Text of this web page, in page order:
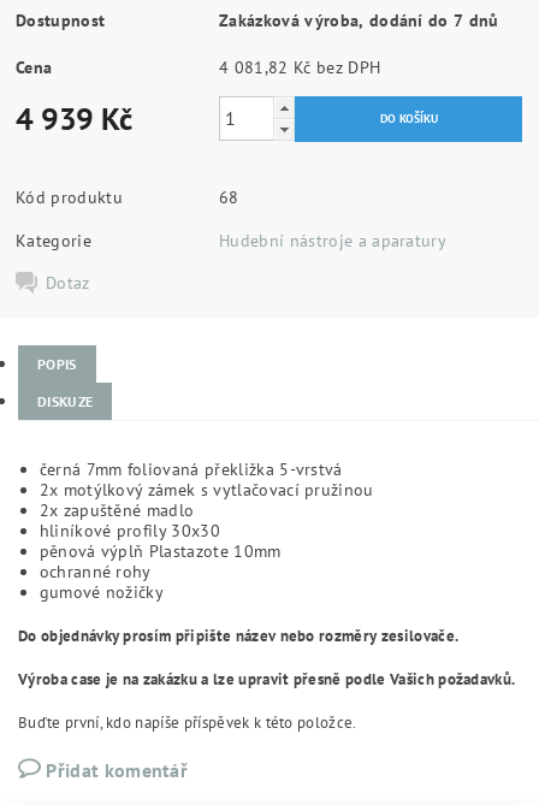
Dostupnost Zakázková výroba, dodání do 7 dnů
Cena 4 081,82 Kč bez DPH
4 939 Kč
Kód produktu
68
Kategorie
Hudební nástroje a aparatury
Dotaz
POPIS
DISKUZE
černá 7mm foliovaná překližka 5-vrstvá
2x motýlkový zámek s vytlačovací pružinou
2x zapuštěné madlo
hliníkové profily 30x30
pěnová výplň Plastazote 10mm
ochranné rohy
gumové nožičky
Do objednávky prosím připište název nebo rozměry zesilovače.
Výroba case je na zakázku a lze upravit přesně podle Vašich požadavků.
Buďte první, kdo napíše příspěvek k této položce.
Přidat komentář